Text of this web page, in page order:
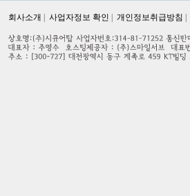
회사소개 사업자정보 확인 개인정보취급방침